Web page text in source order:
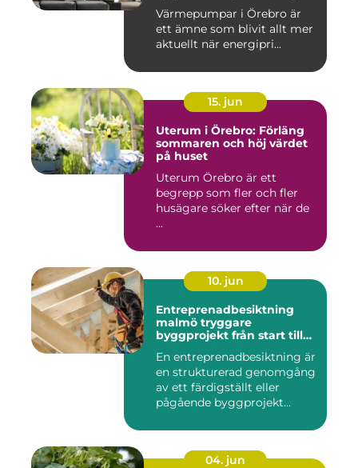
Värmepumpar i Örebro är
ett ämne som blivit allt mer
aktuellt när energipri...
15. jun
Uterum i Örebro: Förläng
sommaren och höj värdet
på huset
Uterum Örebro är ett
begrepp som fler och fler
husägare söker efter när de
...
10. jun
Entreprenadbesiktning
malmö tryggare
byggprojekt från start till
En entreprenadbesiktning är
en strukturerad genomgång
av ett färdigställt eller
pågående byggprojekt...
04. jun